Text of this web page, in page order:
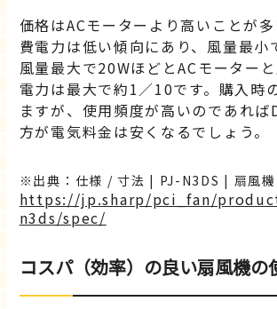
価格はACモーターより高いことが
費電力は低い傾向にあり、風量最小
風量最大で20WほどとACモーター
電力は最大で約1／10です。購入時
ますが、使用頻度が高いのであれば
方が電気料金は安くなるでしょう。
出典：仕様 / 寸法 | PJ-N3DS | 扇風機
https://jp.sharp/pci_fan/
n3ds/spec/
コスパ（効率）の良い扇風機の